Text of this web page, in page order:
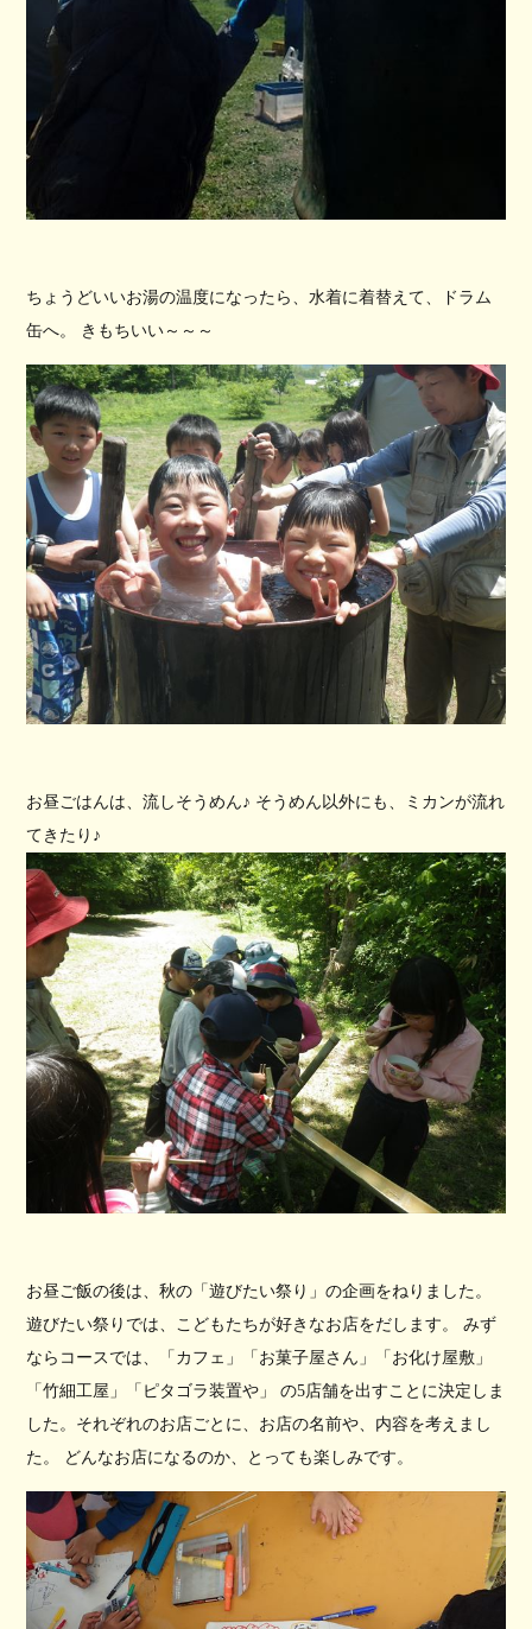
ちょうどいいお湯の温度になったら、水着に着替えて、ドラム
缶へ。 きもちいい～～～
お昼ごはんは、流しそうめん♪ そうめん以外にも、ミカンが流れ
てきたり♪
お昼ご飯の後は、秋の「遊びたい祭り」の企画をねりました。
遊びたい祭りでは、こどもたちが好きなお店をだします。 みず
ならコースでは、「カフェ」「お菓子屋さん」「お化け屋敷」
「竹細工屋」「ピタゴラ装置や」 の5店舗を出すことに決定しま
した。それぞれのお店ごとに、お店の名前や、内容を考えまし
た。 どんなお店になるのか、とっても楽しみです。